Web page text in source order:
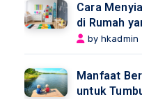
Cara
di Rumah
by hkadmin
Manfaat
untuk